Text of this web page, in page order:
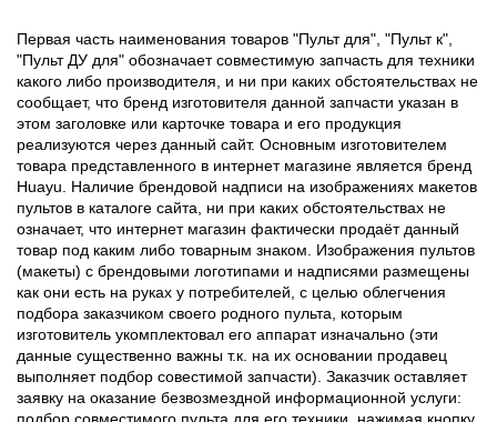
Первая часть наименования товаров "Пульт для", "Пульт к",
"Пульт ДУ для" обозначает совместимую запчасть для техники
какого либо производителя, и ни при каких обстоятельствах не
сообщает, что бренд изготовителя данной запчасти указан в
этом заголовке или карточке товара и его продукция
реализуются через данный сайт. Основным изготовителем
товара представленного в интернет магазине является бренд
Huayu. Наличие брендовой надписи на изображениях макетов
пультов в каталоге сайта, ни при каких обстоятельствах не
означает, что интернет магазин фактически продаёт данный
товар под каким либо товарным знаком. Изображения пультов
(макеты) с брендовыми логотипами и надписями размещены
как они есть на руках у потребителей, с целью облегчения
подбора заказчиком своего родного пульта, которым
изготовитель укомплектовал его аппарат изначально (эти
данные существенно важны т.к. на их основании продавец
выполняет подбор совестимой запчасти). Заказчик оставляет
заявку на оказание безвозмездной информационной услуги:
подбор совместимого пульта для его техники, нажимая кнопку